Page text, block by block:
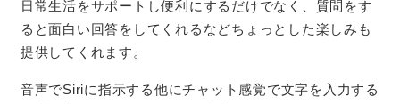
日常生活をサポートし便利にするだけでなく、質問をす
ると面白い回答をしてくれるなどちょっとした楽しみも
提供してくれます。
音声でSiriに指示する他にチャット感覚で文字を入力する